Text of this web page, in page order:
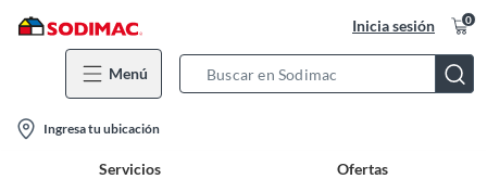
Inicia sesión 0
Menú
Bar
location-
icon
Ingresa tu ubicación
Servicios Ofertas